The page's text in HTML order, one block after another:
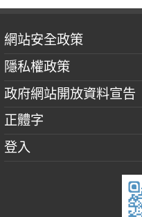
網站安全政策
隱私權政策
政府網站開放資料宣告
正體字
登入